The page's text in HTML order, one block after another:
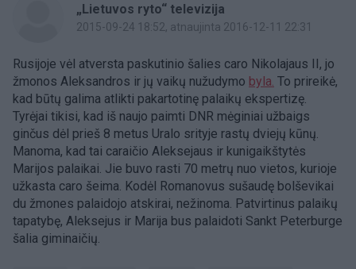
„Lietuvos ryto“ televizija
2015-09-24 18:52, atnaujinta 2016-12-11 22:31
Rusijoje vėl atversta paskutinio šalies caro Nikolajaus II, jo
žmonos Aleksandros ir jų vaikų nužudymo byla. To prireikė,
kad būtų galima atlikti pakartotinę palaikų ekspertizę.
Tyrėjai tikisi, kad iš naujo paimti DNR mėginiai užbaigs
ginčus dėl prieš 8 metus Uralo srityje rastų dviejų kūnų.
Manoma, kad tai caraičio Aleksejaus ir kunigaikštytės
Marijos palaikai. Jie buvo rasti 70 metrų nuo vietos, kurioje
užkasta caro šeima. Kodėl Romanovus sušaudę bolševikai
du žmones palaidojo atskirai, nežinoma. Patvirtinus palaikų
tapatybę, Aleksejus ir Marija bus palaidoti Sankt Peterburge
šalia giminaičių.